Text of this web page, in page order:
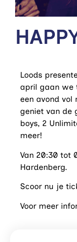
Loods
april gaan we
een avond vol
geniet van de
boys, 2
meer!
Van 20:30 tot
Hardenberg.
Scoor nu je
Voor meer